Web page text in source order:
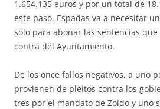
1.654.135 euros y por un total de
este paso, Espadas va a necesitar
sólo para abonar las sentencias
contra del Ayuntamiento.
De los once fallos negativos, a uno
provienen de pleitos contra los
tres por el mandato de Zoido y uno